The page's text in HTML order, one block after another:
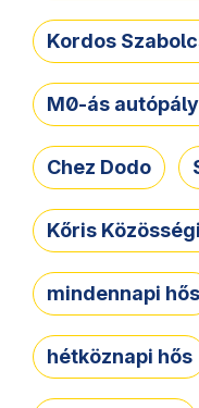
Kordos
M0-ás
Chez Dodo
Kőris
mindennapi hős
hétköznapi hős